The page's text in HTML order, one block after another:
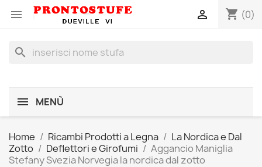
 shopping_cart (0)

search
MENÙ
Home Ricambi Prodotti a Legna
La Nordica e Dal
Zotto
Deflettori e Girofumi
Aggancio Maniglia
Stefany Svezia Norvegia la nordica dal zotto